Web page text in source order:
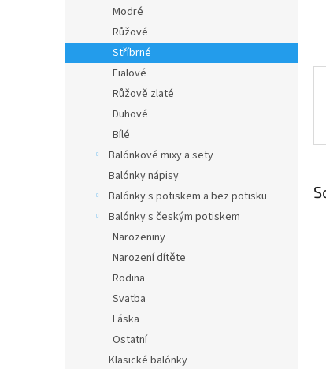
Modré
Růžové
Stříbrné
Fialové
Růžově zlaté
Duhové
Bílé
Balónkové mixy a sety
Balónky nápisy
Balónky s potiskem a bez potisku
Balónky s českým potiskem
Narozeniny
Narození dítěte
Rodina
Svatba
Láska
Ostatní
Klasické balónky